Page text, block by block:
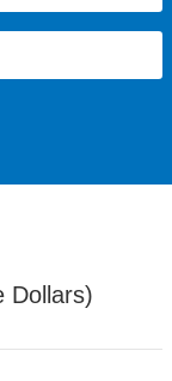
Dollars)